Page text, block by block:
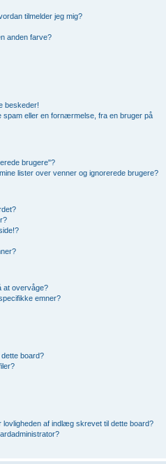
tilmelder jeg mig?
anden farve?
beskeder!
spam eller en fornærmelse, fra en bruger på
brugere"?
lister over venner og ignorerede brugere?
at overvåge?
emner?
board?
af indlæg skrevet til dette board?